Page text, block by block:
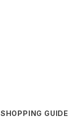
SHOPPING GUIDE